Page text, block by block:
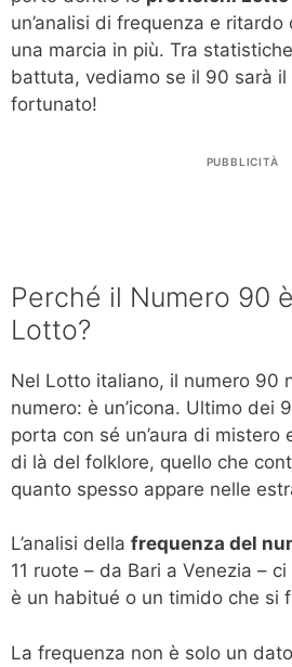
un’analisi di frequenza e
una marcia in più. Tra
battuta, vediamo se il 90 sarà
fortunato!
PUBBLICITÀ
Perché il Numero 90
Lotto?
Nel Lotto italiano, il numero 90
numero: è un’icona. Ultimo dei
porta con sé un’aura di mistero
di là del folklore, quello che
quanto spesso appare nelle
L’analisi della frequenza del
11 ruote – da Bari a Venezia –
è un habitué o un timido che si
La frequenza non è solo un